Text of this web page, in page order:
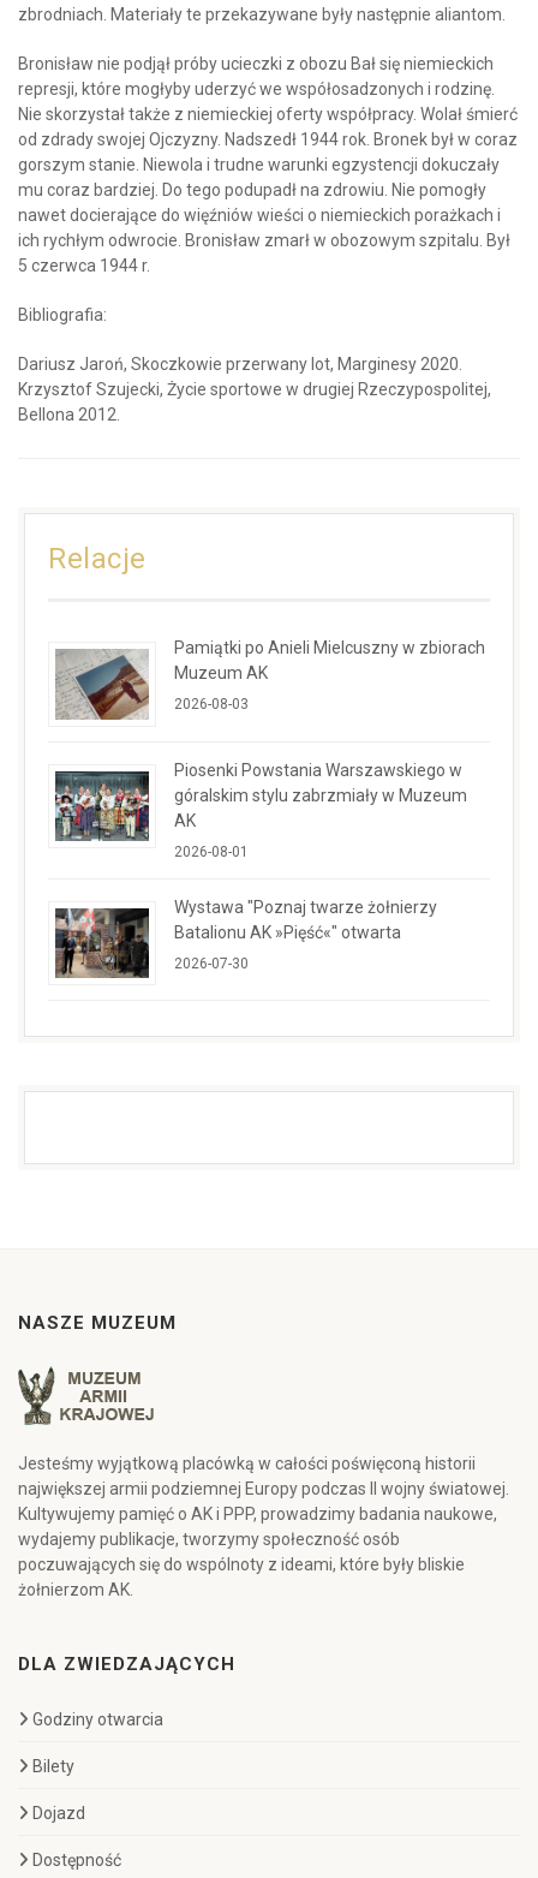
zbrodniach. Materiały te przekazywane były następnie aliantom.
Bronisław nie podjął próby ucieczki z obozu Bał się niemieckich
represji, które mogłyby uderzyć we współosadzonych i rodzinę.
Nie skorzystał także z niemieckiej oferty współpracy. Wolał śmierć
od zdrady swojej Ojczyzny. Nadszedł 1944 rok. Bronek był w coraz
gorszym stanie. Niewola i trudne warunki egzystencji dokuczały
mu coraz bardziej. Do tego podupadł na zdrowiu. Nie pomogły
nawet docierające do więźniów wieści o niemieckich porażkach i
ich rychłym odwrocie. Bronisław zmarł w obozowym szpitalu. Był
5 czerwca 1944 r.
Bibliografia:
Dariusz Jaroń, Skoczkowie przerwany lot, Marginesy 2020.
Krzysztof Szujecki, Życie sportowe w drugiej Rzeczypospolitej,
Bellona 2012.
Relacje
Pamiątki po Anieli Mielcuszny w zbiorach
Muzeum AK
2026-08-03
Piosenki Powstania Warszawskiego w
góralskim stylu zabrzmiały w Muzeum
AK
2026-08-01
Wystawa "Poznaj twarze żołnierzy
Batalionu AK »Pięść«" otwarta
2026-07-30
NASZE MUZEUM
Jesteśmy wyjątkową placówką w całości poświęconą historii
największej armii podziemnej Europy podczas II wojny światowej.
Kultywujemy pamięć o AK i PPP, prowadzimy badania naukowe,
wydajemy publikacje, tworzymy społeczność osób
poczuwających się do wspólnoty z ideami, które były bliskie
żołnierzom AK.
DLA ZWIEDZAJĄCYCH
Godziny otwarcia
Bilety
Dojazd
Dostępność